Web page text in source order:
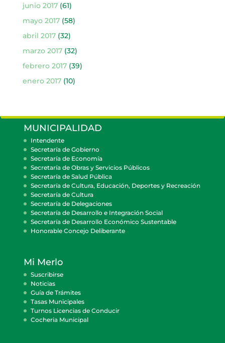
junio 2017(61)
mayo 2017(58)
abril 2017(32)
marzo 2017(32)
febrero 2017(39)
enero 2017(10)
MUNICIPALIDAD
Intendente
Secretaría de Gobierno
Secretaría de Economía
Secretaría de Obras y Servicios Públicos
Secretaría de Salud Pública
Secretaría de Cultura, Educación, Deportes y Recreación
Secretaría de Cultura
Secretaría de Delegaciones
Secretaría de Desarrollo e Integración Social
Secretaría de Desarrollo Económico Sustentable
Honorable Concejo Deliberante
Mi Merlo
Suscribirse
Noticias
Guía de Trámites
Tasas Municipales
Turnos Licencias de Conducir
Cocheria Municipal